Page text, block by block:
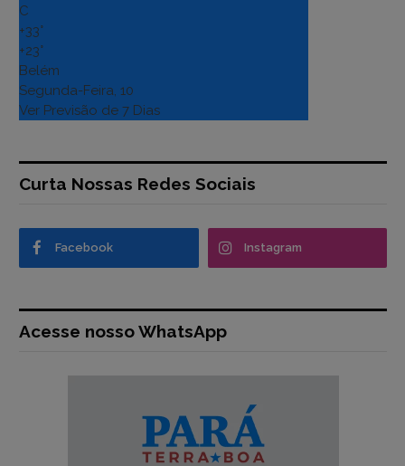
C
+33°
+23°
Belém
Segunda-Feira, 10
Ver Previsão de 7 Dias
Curta Nossas Redes Sociais
Facebook Instagram
Acesse nosso WhatsApp